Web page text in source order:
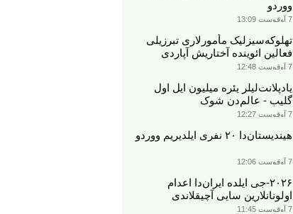
ووردو
7 آوقوست 13:09
تهلوکه‌سیزلیک مأمورلاری تبرزیلی
فعالین ائوینده آختاریش آپاردی
7 آوقوست 12:48
یادپلانت‌لیلر یئره میلیون ایل اول
گلیب - عالم‌دن شوک
7 آوقوست 12:27
هیندیستان‌دا ۲۰ نفری ایلدیریم ووردو
7 آوقوست 12:06
۲۰۲۶-جی ایلده ایران‌دا اعدام
اولونانلارین سایی آچیقلاندی
7 آوقوست 11:45